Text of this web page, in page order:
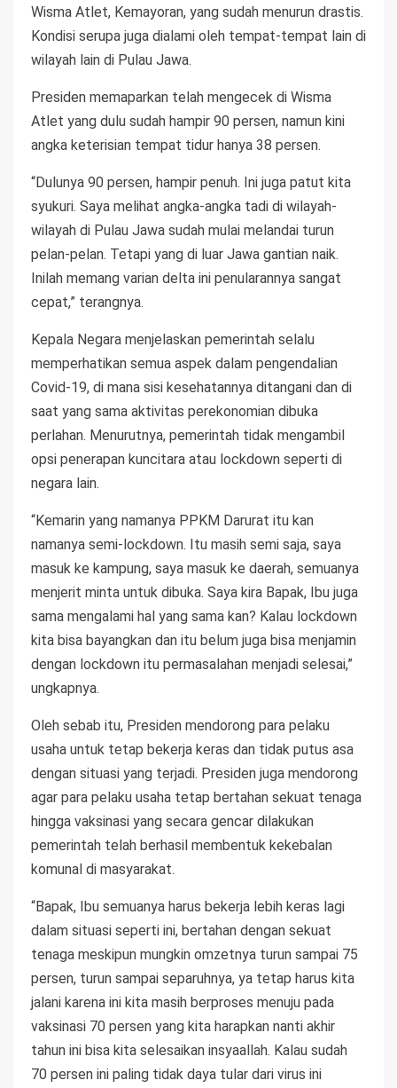
Wisma Atlet, Kemayoran, yang sudah menurun drastis.
Kondisi serupa juga dialami oleh tempat-tempat lain di
wilayah lain di Pulau Jawa.
Presiden memaparkan telah mengecek di Wisma
Atlet yang dulu sudah hampir 90 persen, namun kini
angka keterisian tempat tidur hanya 38 persen.
“Dulunya 90 persen, hampir penuh. Ini juga patut kita
syukuri. Saya melihat angka-angka tadi di wilayah-
wilayah di Pulau Jawa sudah mulai melandai turun
pelan-pelan. Tetapi yang di luar Jawa gantian naik.
Inilah memang varian delta ini penularannya sangat
cepat,” terangnya.
Kepala Negara menjelaskan pemerintah selalu
memperhatikan semua aspek dalam pengendalian
Covid-19, di mana sisi kesehatannya ditangani dan di
saat yang sama aktivitas perekonomian dibuka
perlahan. Menurutnya, pemerintah tidak mengambil
opsi penerapan kuncitara atau lockdown seperti di
negara lain.
“Kemarin yang namanya PPKM Darurat itu kan
namanya semi-lockdown. Itu masih semi saja, saya
masuk ke kampung, saya masuk ke daerah, semuanya
menjerit minta untuk dibuka. Saya kira Bapak, Ibu juga
sama mengalami hal yang sama kan? Kalau lockdown
kita bisa bayangkan dan itu belum juga bisa menjamin
dengan lockdown itu permasalahan menjadi selesai,”
ungkapnya.
Oleh sebab itu, Presiden mendorong para pelaku
usaha untuk tetap bekerja keras dan tidak putus asa
dengan situasi yang terjadi. Presiden juga mendorong
agar para pelaku usaha tetap bertahan sekuat tenaga
hingga vaksinasi yang secara gencar dilakukan
pemerintah telah berhasil membentuk kekebalan
komunal di masyarakat.
“Bapak, Ibu semuanya harus bekerja lebih keras lagi
dalam situasi seperti ini, bertahan dengan sekuat
tenaga meskipun mungkin omzetnya turun sampai 75
persen, turun sampai separuhnya, ya tetap harus kita
jalani karena ini kita masih berproses menuju pada
vaksinasi 70 persen yang kita harapkan nanti akhir
tahun ini bisa kita selesaikan insyaallah. Kalau sudah
70 persen ini paling tidak daya tular dari virus ini